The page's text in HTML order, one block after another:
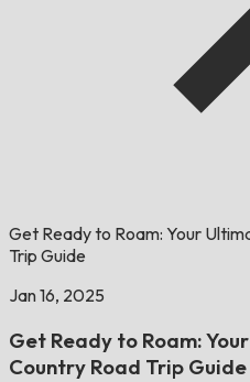
Get Ready to Roam: Your
Trip Guide
Jan 16, 2025
Get Ready to Roam:
Country Road Trip Guide